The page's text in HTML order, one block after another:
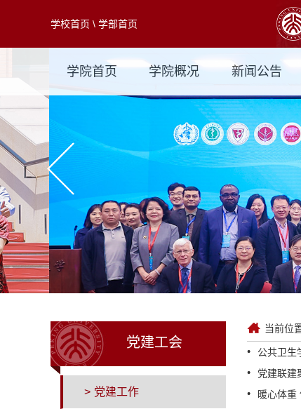
学校首页 \ 学部首页
学院首页 学院概况 新闻公告
党建工会
> 党建工作
当前位
公共卫生
党建联建
暖心体